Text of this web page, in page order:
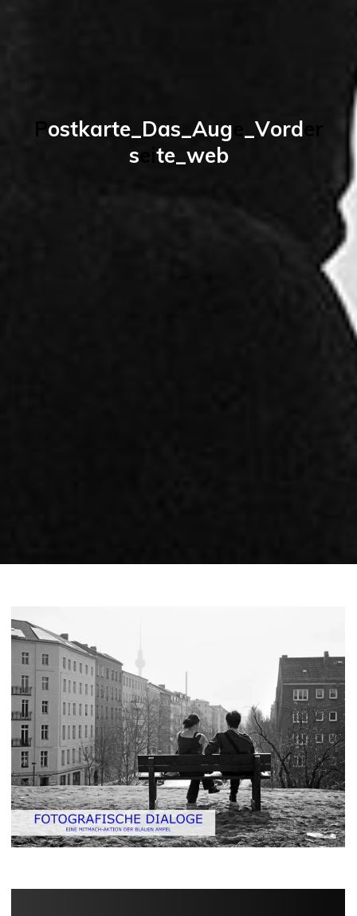
P ostkarte_ Das Aug Vord
s
te_ web